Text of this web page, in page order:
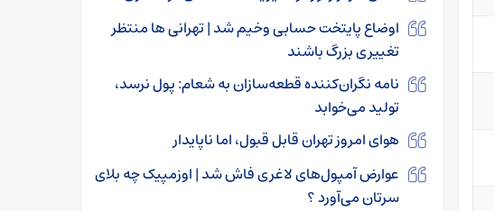
اوضاع پایتخت حسابی وخیم شد | تهرانی ها منتظر
تغییری بزرگ باشند
نامه نگران‌کننده قطعه‌سازان به شعام: پول نرسد،
تولید می‌خوابد
هوای امروز تهران قابل‌ قبول، اما ناپایدار
عوارض آمپول‌های لاغری فاش شد | اوزمپیک چه بلای
سرتان می‌آورد ؟